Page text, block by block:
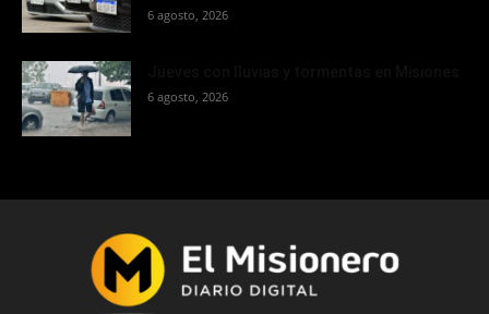
6 agosto, 2026
6 agosto, 2026